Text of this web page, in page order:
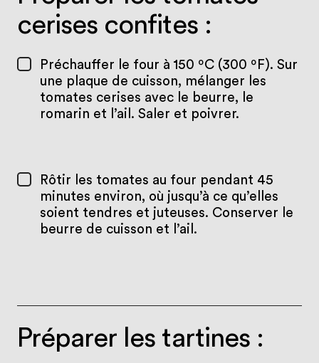
cerises confites :
Préchauffer le four à 150 ºC (300 ºF). Sur
une plaque de cuisson, mélanger les
tomates cerises avec le beurre, le
romarin et l’ail. Saler et poivrer.
Rôtir les tomates au four pendant 45
minutes environ, où jusqu’à ce qu’elles
soient tendres et juteuses. Conserver le
beurre de cuisson et l’ail.
Préparer les tartines :